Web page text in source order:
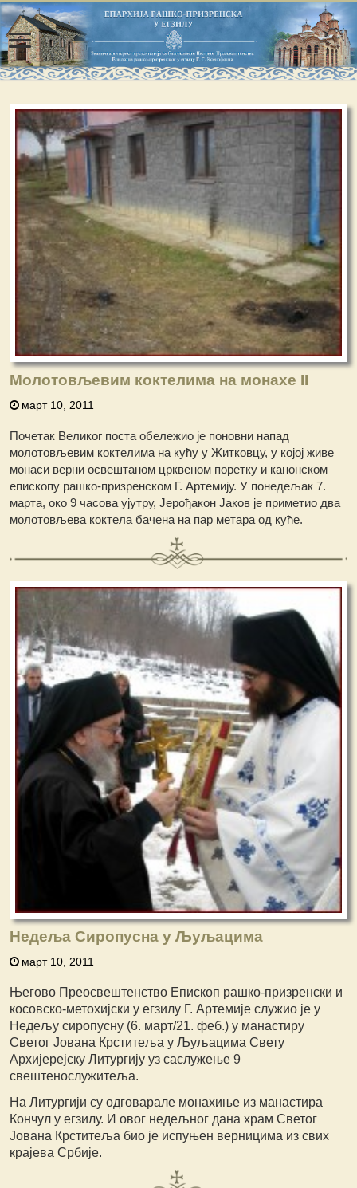
Молотовљевим коктелима на монахе II
март 10, 2011
Почетак Великог поста обележио је поновни напад
молотовљевим коктелима на кућу у Житковцу, у којој живе
монаси верни освештаном црквеном поретку и канонском
епископу рашко-призренском Г. Артемију. У понедељак 7.
марта, око 9 часова ујутру, Јерођакон Јаков је приметио два
молотовљева коктела бачена на пар метара од куће.
Недеља Сиропусна у Љуљацима
март 10, 2011
Његово Преосвештенство Епископ рашко-призренски и
косовско-метохијски у егзилу Г. Артемије служио је у
Недељу сиропусну (6. март/21. феб.) у манастиру
Светог Јована Крститеља у Љуљацима Свету
Архијерејску Литургију уз саслужење 9
свештенослужитеља.
На Литургији су одговарале монахиње из манастира
Кончул у егзилу. И овог недељног дана храм Светог
Јована Крститеља био је испуњен верницима из свих
крајева Србије.